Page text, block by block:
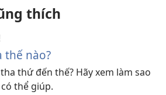
thích
thế nào?
thứ đến thế? Hãy xem làm sao
thể giúp.